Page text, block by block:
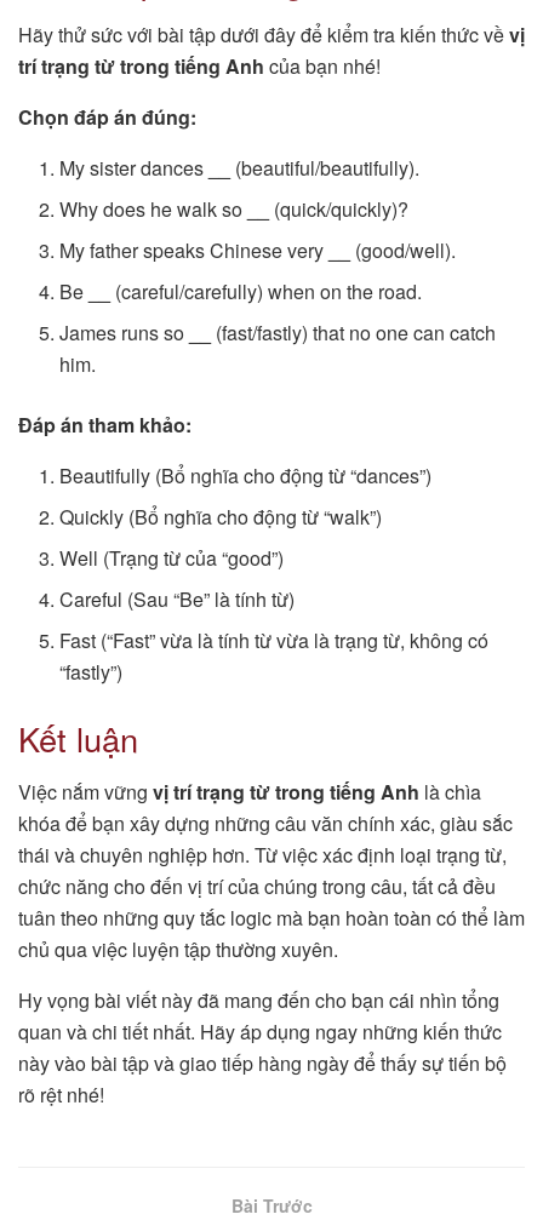
Hãy thử sức với bài tập dưới đây để kiểm tra kiến thức vềvị
trí trạng từ trong tiếng Anh của bạn nhé!
Chọn đáp án đúng:
My sister dances
(beautiful/beautifully).
Why does he walk so
(quick/quickly)?
My father speaks Chinese very
(good/well).
Be
(careful/carefully) when on the road.
James runs so
(fast/fastly) that no one can catch
him.
Đáp án tham khảo:
Beautifully (Bổ nghĩa cho động từ “dances”)
Quickly (Bổ nghĩa cho động từ “walk”)
Well (Trạng từ của “good”)
Careful (Sau “Be” là tính từ)
Fast (“Fast” vừa là tính từ vừa là trạng từ, không có
“fastly”)
Kết luận
Việc nắm vững vị trí trạng từ trong tiếng Anh là chìa
khóa để bạn xây dựng những câu văn chính xác, giàu sắc
thái và chuyên nghiệp hơn. Từ việc xác định loại trạng từ,
chức năng cho đến vị trí của chúng trong câu, tất cả đều
tuân theo những quy tắc logic mà bạn hoàn toàn có thể làm
chủ qua việc luyện tập thường xuyên.
Hy vọng bài viết này đã mang đến cho bạn cái nhìn tổng
quan và chi tiết nhất. Hãy áp dụng ngay những kiến thức
này vào bài tập và giao tiếp hàng ngày để thấy sự tiến bộ
rõ rệt nhé!
Bài Trước